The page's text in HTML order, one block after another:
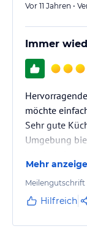
Vor 11 Jahren •
Immer
möchte
Sehr gute
Umgebung
Mehr
Meilengutschrift
Hilfreich